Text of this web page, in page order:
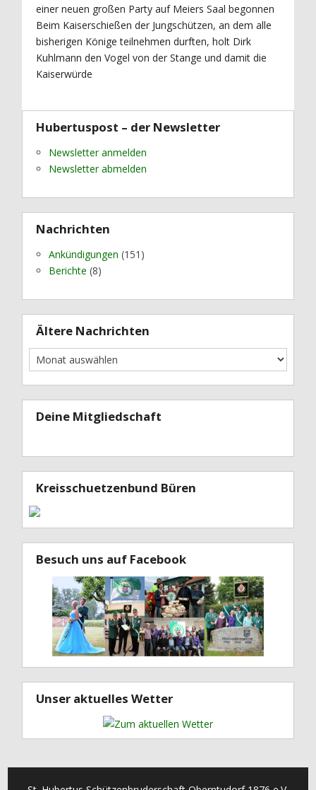
einer neuen großen Party auf Meiers Saal begonnen
Beim Kaiserschießen der Jungschützen, an dem alle
bisherigen Könige teilnehmen durften, holt Dirk
Kuhlmann den Vogel von der Stange und damit die
Kaiserwürde
Hubertuspost – der Newsletter
Newsletter anmelden
Newsletter abmelden
Nachrichten
Ankündigungen (151)
Berichte (8)
Ältere Nachrichten
Deine Mitgliedschaft
Kreisschuetzenbund Büren
Besuch uns auf Facebook
Unser aktuelles Wetter